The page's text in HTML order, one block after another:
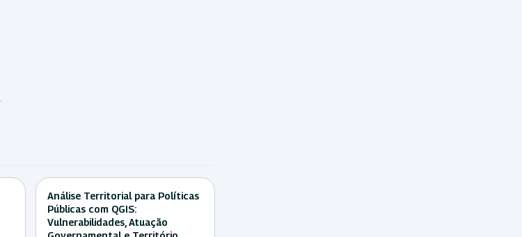
Análise Territorial para Políticas
Públicas com QGIS:
Vulnerabilidades, Atuação